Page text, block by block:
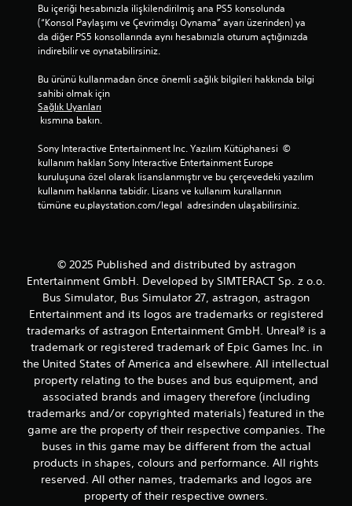
r
l
a
n
a
b
i
l
r
Ç
u
b
u
e
r
s
v
r
m
e
(
T
e
m
e
l
Bu içeriği hesabınızla ilişkilendirilmiş ana PS5 konsolunda
(“Konsol Paylaşımı ve Çevrimdışı Oynama” ayarı üzerinden) ya
da diğer PS5 konsollarında aynı hesabınızla oturum açtığınızda
indirebilir ve oynatabilirsiniz.
Bu ürünü kullanmadan önce önemli sağlık bilgileri hakkında bilgi
sahibi olmak için
Sağlık Uyarıları
kısmına bakın.
Sony Interactive Entertainment Inc. Yazılım Kütüphanesi  ©
kullanım hakları Sony Interactive Entertainment Europe
kuruluşuna özel olarak lisanslanmıştır ve bu çerçevedeki yazılım
kullanım haklarına tabidir. Lisans ve kullanım kurallarının
tümüne eu.playstation.com/legal  adresinden ulaşabilirsiniz.
© 2025 Published and distributed by astragon
Entertainment GmbH. Developed by SIMTERACT Sp. z o.o.
Bus Simulator, Bus Simulator 27, astragon, astragon
Entertainment and its logos are trademarks or registered
trademarks of astragon Entertainment GmbH. Unreal® is a
trademark or registered trademark of Epic Games Inc. in
the United States of America and elsewhere. All intellectual
property relating to the buses and bus equipment, and
associated brands and imagery therefore (including
trademarks and/or copyrighted materials) featured in the
game are the property of their respective companies. The
buses in this game may be different from the actual
products in shapes, colours and performance. All rights
reserved. All other names, trademarks and logos are
property of their respective owners.